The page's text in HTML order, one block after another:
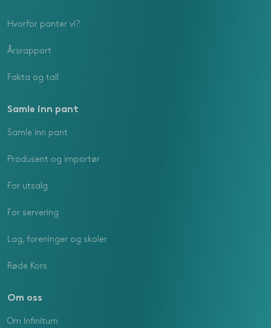
Hvorfor panter vi?
Årsrapport
Fakta og tall
Samle inn pant
Samle inn pant
Produsent og importør
For utsalg
For servering
Lag, foreninger og skoler
Røde Kors
Om oss
Om Infinitum